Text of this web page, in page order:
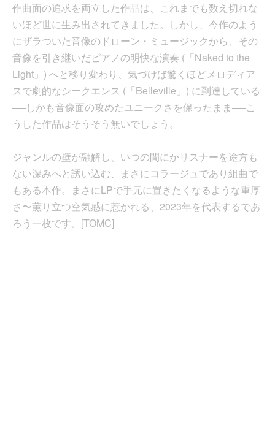
作曲面の追求を両立した作品は、これまでも数え切れな
いほど世に生み出されてきました。しかし、今作のよう
にザラついた音像のドローン・ミュージックから、その
音像を引き継いだピアノの明快な演奏 (「Naked to the
Light」) へと移り変わり、気づけば驚くほどメロディア
スで劇的なシークエンス (「Belleville」) に到達している
──しかも音像面の攻めたユニークさを保ったまま──こ
うした作品はそうそう無いでしょう。
ジャンルの壁が融解し、いつの間にかリスナーを途方も
ない深みへと誘い込む、まさにコラージュであり組曲で
もある本作。まさにLPで手元に置きたくなるような重厚
さ〜薫り立つ空気感に惹かれる、2023年を代表するであ
ろう一枚です。[TOMC]